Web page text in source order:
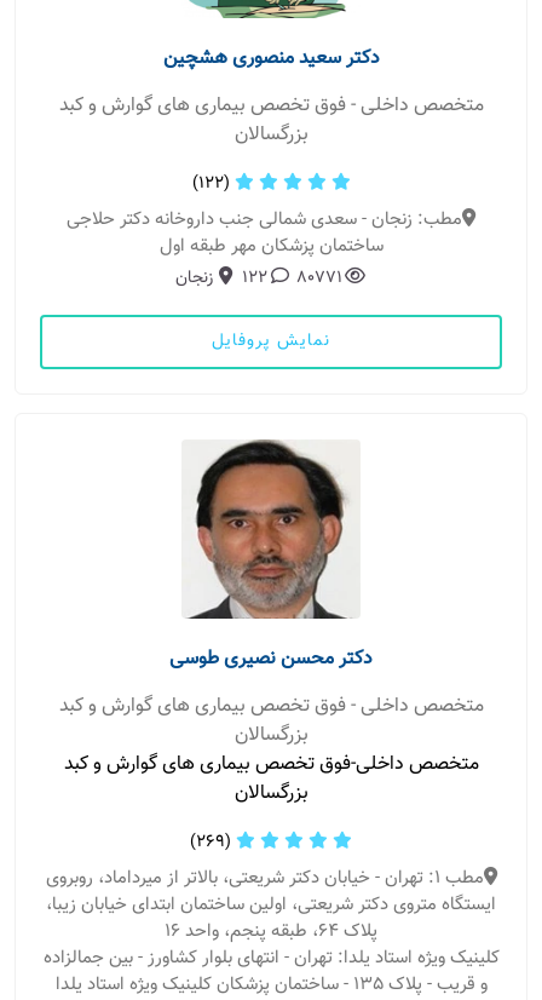
دکتر سعید منصوری هشچین
متخصص داخلی - فوق تخصص بیماری های گوارش و کبد
بزرگسالان
(122)
مطب: زنجان - سعدی شمالی جنب داروخانه دکتر حلاجی
ساختمان پزشکان مهر طبقه اول
80771
122 زنجان
نمایش پروفایل
دکتر محسن نصیری طوسی
متخصص داخلی - فوق تخصص بیماری های گوارش و کبد
بزرگسالان
متخصص داخلی-فوق تخصص بیماری های گوارش و کبد
بزرگسالان
(269)
مطب 1: تهران - خیابان دکتر شریعتی، بالاتر از میرداماد، روبروی
ایستگاه متروی دکتر شریعتی، اولین ساختمان ابتدای خیابان زیبا،
پلاک ۶۴، طبقه پنجم، واحد ۱۶
کلینیک ویژه استاد یلدا: تهران - انتهای بلوار کشاورز - بین جمالزاده
و قریب - پلاک 135 - ساختمان پزشکان کلینیک ویژه استاد یلدا